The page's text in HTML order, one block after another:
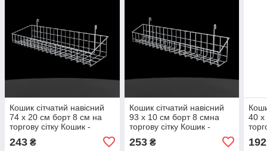
Кошик сітчатий навісний
74 х 20 см борт 8 см на
торгову сітку Кошик -
Полиця металевий білий
на сітку
243 ₴
Кошик сітчатий навісний
93 х 10 см борт 8 смна
торгову сітку Кошик -
Полиця металевий білий
на сітку
253₴
40 х
на
192